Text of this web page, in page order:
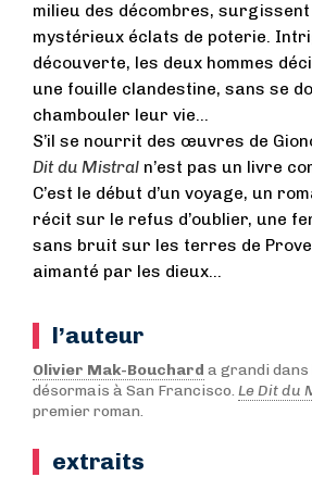
milieu des décombres,
mystérieux éclats de poterie.
découverte, les deux hommes
une fouille clandestine, sans se
chambouler leur vie...
S’il se nourrit des œuvres de
Dit du Mistral n’est pas un livre
C’est le début d’un voyage, un
récit sur le refus d’oublier, une
sans bruit sur les terres de
aimanté par les dieux...
l’auteur
Olivier Mak-Bouchard a grandi dans
désormais à San Francisco. Le Dit du
premier roman.
extraits